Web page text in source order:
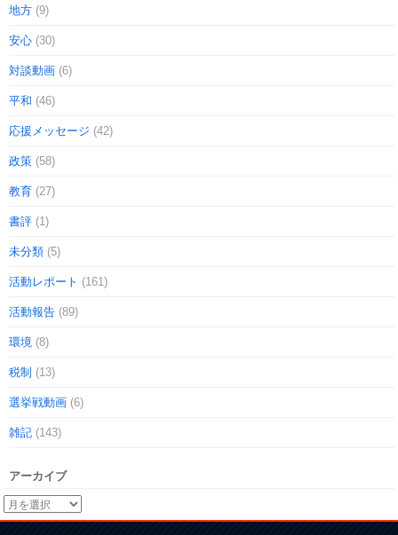
地方 (9)
安心 (30)
対談動画 (6)
平和 (46)
応援メッセージ (42)
政策 (58)
教育 (27)
書評 (1)
未分類 (5)
活動レポート (161)
活動報告 (89)
環境 (8)
税制 (13)
選挙戦動画 (6)
雑記 (143)
アーカイブ